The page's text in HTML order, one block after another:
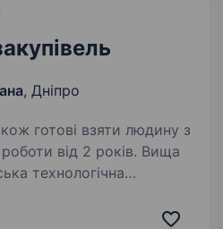
, Дніпро
готові взяти людину з
роботи від 2 років. Вища
для оборонної